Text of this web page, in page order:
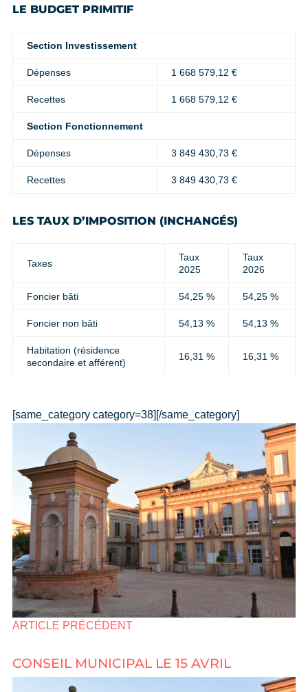
LE BUDGET PRIMITIF
Section Investissement
Dépenses 1 668 579,12 €
Recettes 1 668 579,12 €
Section Fonctionnement
Dépenses 3 849 430,73 €
Recettes 3 849 430,73 €
LES TAUX D’IMPOSITION (INCHANGÉS)
Taxes
Taux
2025
Taux
2026
Foncier bâti 54,25 % 54,25 %
Foncier non bâti 54,13 % 54,13 %
Habitation (résidence
secondaire et afférent)
16,31 % 16,31 %
[same_category category=38][/same_category]
ARTICLE PRÉCÉDENT
CONSEIL MUNICIPAL LE 15 AVRIL